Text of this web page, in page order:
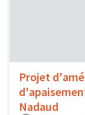
Projet
Nadaud